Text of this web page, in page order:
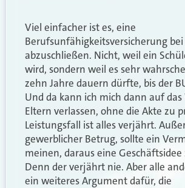
Viel einfacher ist es, eine
Berufsunfähigkeitsversicherung
abzuschließen. Nicht, weil ein
wird, sondern weil es sehr
zehn Jahre dauern dürfte, bis der
Und da kann ich mich dann auf
Eltern verlassen, ohne die Akte zu
Leistungsfall ist alles verjährt.
gewerblicher Betrug, sollte ein
meinen, daraus eine
Denn der verjährt nie. Aber alle
ein weiteres Argument dafür, die